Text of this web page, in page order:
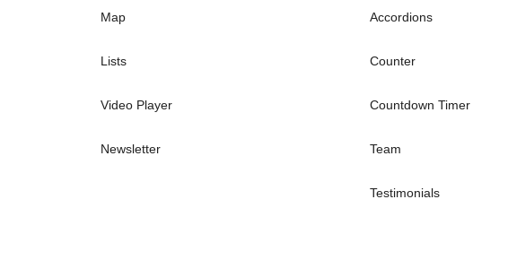
Map
Lists
Video Player
Newsletter
Accordions
Counter
Countdown Timer
Team
Testimonials